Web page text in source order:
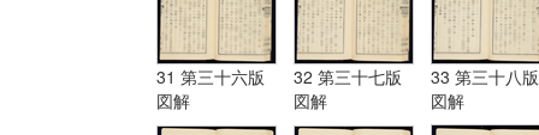
31 第三十六版
図解
32 第三十七版
図解
33 第三十八版
図解